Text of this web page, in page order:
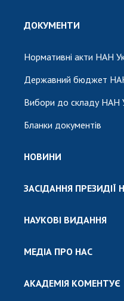
ДОКУМЕНТИ
Нормативні акти НАН
Державний бюджет
Вибори до складу НАН
Бланки документів
НОВИНИ
ЗАСІДАННЯ ПРЕЗИДІЇ
НАУКОВІ ВИДАННЯ
МЕДІА ПРО НАС
АКАДЕМІЯ КОМЕНТУЄ